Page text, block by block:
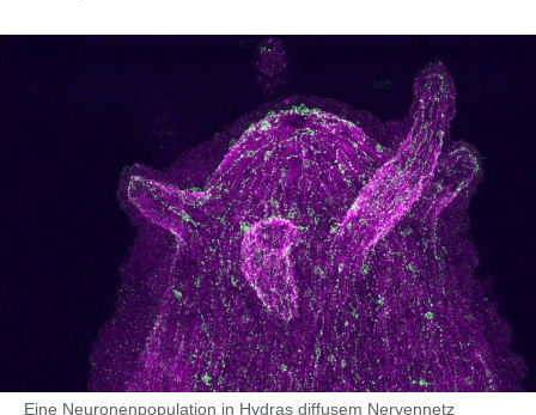
Eine Neuronenpopulation in Hydras diffusem Nervennetz